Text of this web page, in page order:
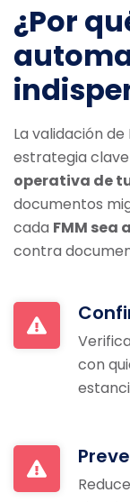
¿Por
La validación de
estrategia
operativa de
documentos
cada FMM sea
contra
con